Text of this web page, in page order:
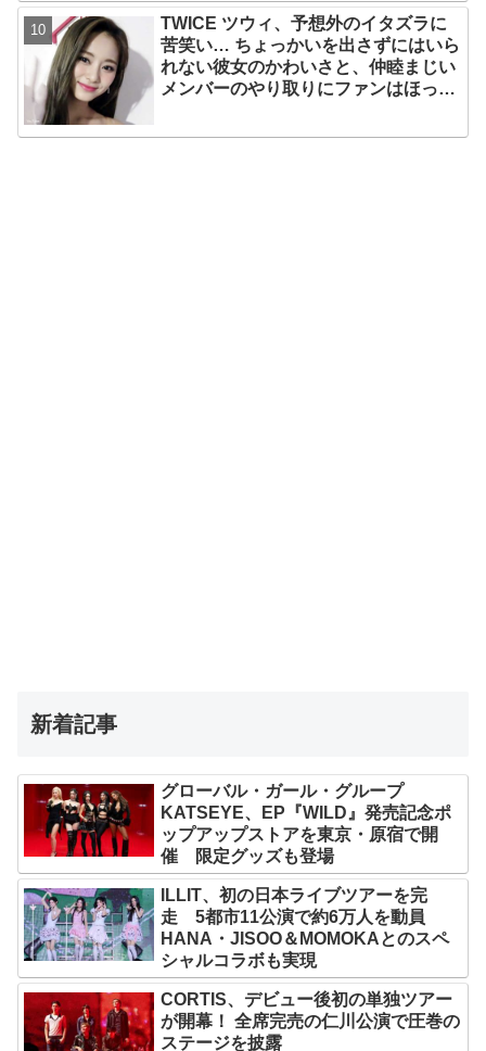
グ風景がかわいすぎるとファンくぎづ
け
TWICE ツウィ、予想外のイタズラに
苦笑い… ちょっかいを出さずにはいら
れない彼女のかわいさと、仲睦まじい
メンバーのやり取りにファンはほっこ
新着記事
グローバル・ガール・グループ
KATSEYE、EP『WILD』発売記念ポ
ップアップストアを東京・原宿で開
催 限定グッズも登場
ILLIT、初の日本ライブツアーを完
走 5都市11公演で約6万人を動員
HANA・JISOO＆MOMOKAとのスペ
シャルコラボも実現
CORTIS、デビュー後初の単独ツアー
が開幕！ 全席完売の仁川公演で圧巻の
ステージを披露